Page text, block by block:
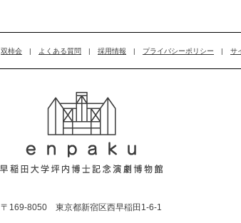
双柿会 よくある質問 採用情報 プライバシーポリシー サ
〒169-8050 東京都新宿区西早稲田1-6-1